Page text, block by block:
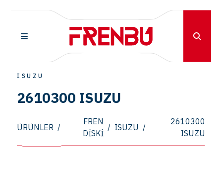
ISUZU
2610300 ISUZU
ÜRÜNLER /
FREN
DISKI
/ ISUZU /
2610300
ISUZU